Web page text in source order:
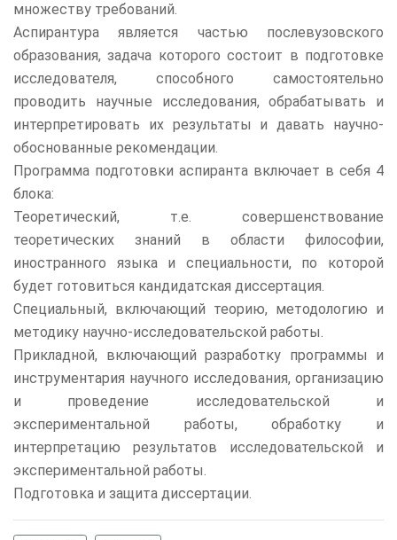
множеству требований.
Аспирантура является частью послевузовского
образования, задача которого состоит в подготовке
исследователя, способного самостоятельно
проводить научные исследования, обрабатывать и
интерпретировать их результаты и давать научно-
обоснованные рекомендации.
Программа подготовки аспиранта включает в себя 4
блока:
Теоретический, т.е. совершенствование
теоретических знаний в области философии,
иностранного языка и специальности, по которой
будет готовиться кандидатская диссертация.
Специальный, включающий теорию, методологию и
методику научно-исследовательской работы.
Прикладной, включающий разработку программы и
инструментария научного исследования, организацию
и проведение исследовательской и
экспериментальной работы, обработку и
интерпретацию результатов исследовательской и
экспериментальной работы.
Подготовка и защита диссертации.